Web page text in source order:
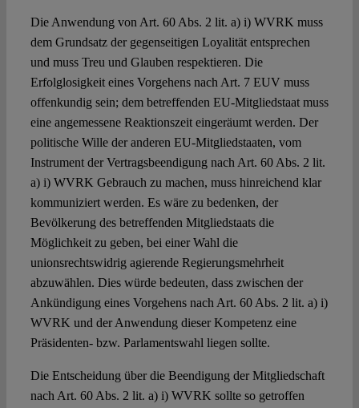
Die Anwendung von Art. 60 Abs. 2 lit. a) i) WVRK muss
dem Grundsatz der gegenseitigen Loyalität entsprechen
und muss Treu und Glauben respektieren. Die
Erfolglosigkeit eines Vorgehens nach Art. 7 EUV muss
offenkundig sein; dem betreffenden EU-Mitgliedstaat muss
eine angemessene Reaktionszeit eingeräumt werden. Der
politische Wille der anderen EU-Mitgliedstaaten, vom
Instrument der Vertragsbeendigung nach Art. 60 Abs. 2 lit.
a) i) WVRK Gebrauch zu machen, muss hinreichend klar
kommuniziert werden. Es wäre zu bedenken, der
Bevölkerung des betreffenden Mitgliedstaats die
Möglichkeit zu geben, bei einer Wahl die
unionsrechtswidrig agierende Regierungsmehrheit
abzuwählen. Dies würde bedeuten, dass zwischen der
Ankündigung eines Vorgehens nach Art. 60 Abs. 2 lit. a) i)
WVRK und der Anwendung dieser Kompetenz eine
Präsidenten- bzw. Parlamentswahl liegen sollte.
Die Entscheidung über die Beendigung der Mitgliedschaft
nach Art. 60 Abs. 2 lit. a) i) WVRK sollte so getroffen